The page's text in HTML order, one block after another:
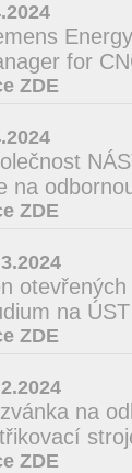
for
ZDE
na
ZDE
na ÚST
ZDE
na
ZDE